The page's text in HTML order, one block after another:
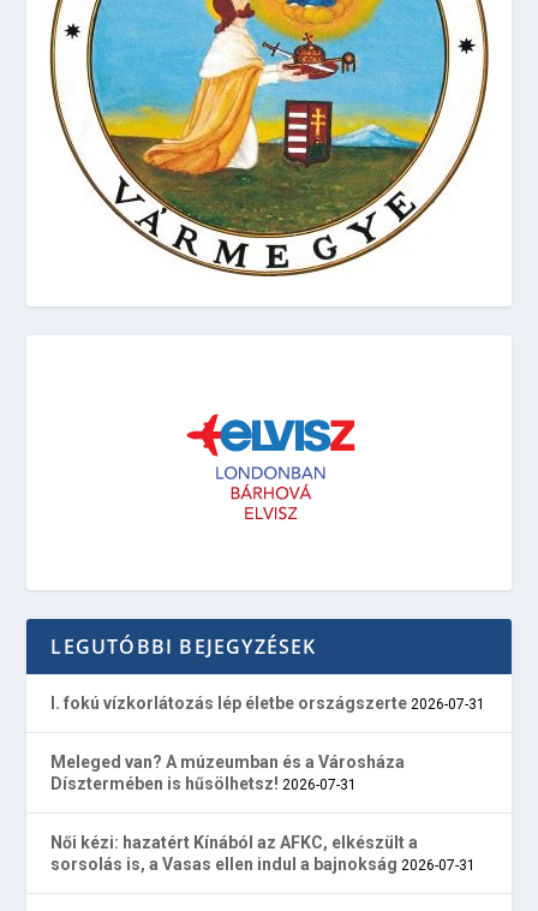
LEGUTÓBBI BEJEGYZÉSEK
I. fokú vízkorlátozás lép életbe országszerte 2026-07-31
Meleged van? A múzeumban és a Városháza
Dísztermében is hűsölhetsz! 2026-07-31
Női kézi: hazatért Kínából az AFKC, elkészült a
sorsolás is, a Vasas ellen indul a bajnokság 2026-07-31